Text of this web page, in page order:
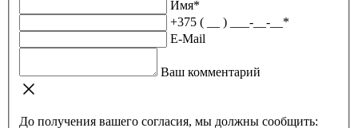
Имя*
+375 ( __ ) ___-__-__ *
E-Mail
Ваш комментарий
До получения вашего согласия, мы должны сообщить: